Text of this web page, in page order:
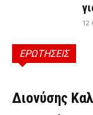
12
ΕΡΩΤΗΣΕΙΣ
ΕΡΩΤΉΣΕΙΣ
Διονύσης